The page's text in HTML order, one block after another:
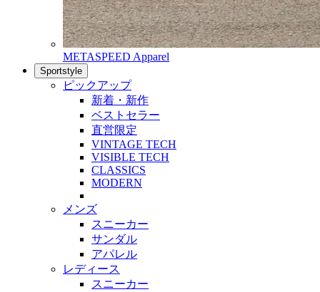
METASPEED Apparel
Sportstyle
ピックアップ
新着・新作
ベストセラー
直営限定
VINTAGE TECH
VISIBLE TECH
CLASSICS
MODERN
メンズ
スニーカー
サンダル
アパレル
レディース
スニーカー